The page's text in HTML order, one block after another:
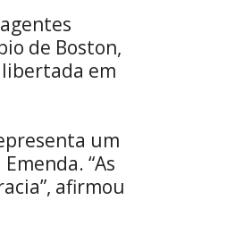
de Boston,
em
um
“As
afirmou